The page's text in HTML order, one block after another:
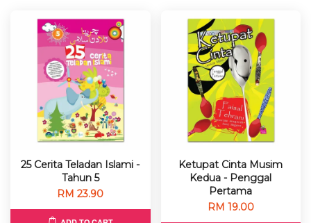
25 Cerita Teladan Islami -
Tahun 5
RM 23.90
Ketupat Cinta Musim
Kedua - Penggal
Pertama
RM 19.00